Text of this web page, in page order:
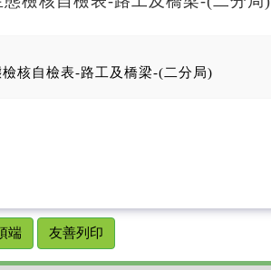
核自檢表-路工及橋梁-(二分局)
端 友善列印